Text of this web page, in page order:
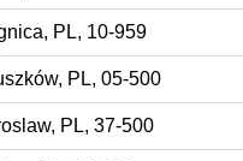
PL, 10-959
PL, 05-500
PL, 37-500